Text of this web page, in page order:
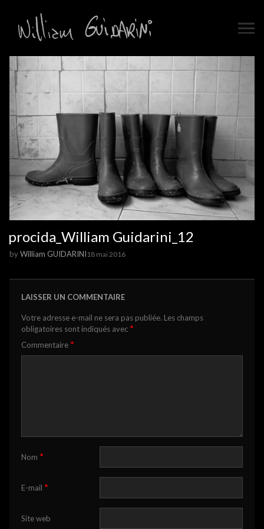
procida_William Guidarini_12
byWilliam GUIDARINI 18 mai 2016
LAISSER UN COMMENTAIRE
Votre adresse e-mail ne sera pas publiée. Les champs
obligatoires sont indiqués avec *
Commentaire *
Nom *
E-mail *
Site web